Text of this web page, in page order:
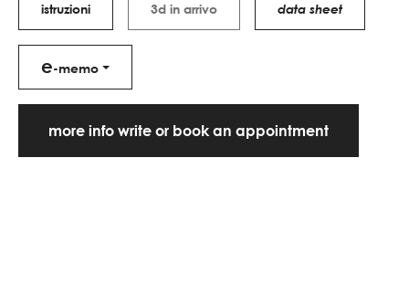
istruzioni 3d in arrivo data sheet
e-memo
more info write or book an appointment